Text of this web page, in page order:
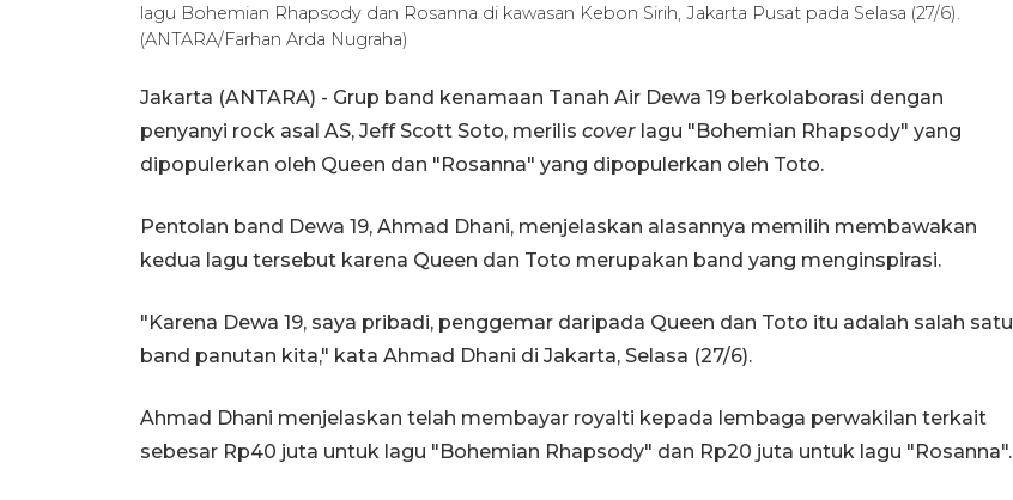
lagu Bohemian Rhapsody dan Rosanna di kawasan Kebon Sirih, Jakarta Pusat pada Selasa (27/6).
(ANTARA/Farhan Arda Nugraha)
Jakarta (ANTARA) - Grup band kenamaan Tanah Air Dewa 19 berkolaborasi dengan
penyanyi rock asal AS, Jeff Scott Soto, merilis cover lagu "Bohemian Rhapsody" yang
dipopulerkan oleh Queen dan "Rosanna" yang dipopulerkan oleh Toto.
Pentolan band Dewa 19, Ahmad Dhani, menjelaskan alasannya memilih membawakan
kedua lagu tersebut karena Queen dan Toto merupakan band yang menginspirasi.
"Karena Dewa 19, saya pribadi, penggemar daripada Queen dan Toto itu adalah salah satu
band panutan kita," kata Ahmad Dhani di Jakarta, Selasa (27/6).
Ahmad Dhani menjelaskan telah membayar royalti kepada lembaga perwakilan terkait
sebesar Rp40 juta untuk lagu "Bohemian Rhapsody" dan Rp20 juta untuk lagu "Rosanna".